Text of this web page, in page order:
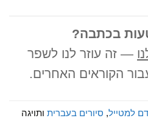
בכתבה?
— זה עוזר לנו לשפר
הקוראים האחרים.
למטייל, סיורים בעברית ותויגה